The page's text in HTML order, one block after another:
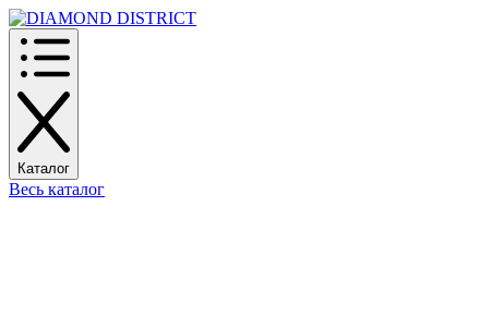
Каталог
Весь каталог